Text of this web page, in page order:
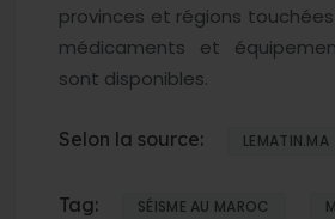
provinces et régions
médicaments et
sont disponibles.
Selon la source: LEMATIN.MA
Tag: SÉISME AU MAROC